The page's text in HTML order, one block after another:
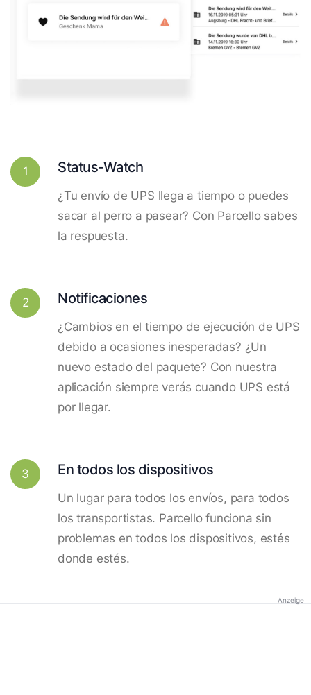
1 Status-Watch
¿Tu envío de UPS llega a tiempo o puedes
sacar al perro a pasear? Con Parcello sabes
la respuesta.
2 Notificaciones
¿Cambios en el tiempo de ejecución de UPS
debido a ocasiones inesperadas? ¿Un
nuevo estado del paquete? Con nuestra
aplicación siempre verás cuando UPS está
por llegar.
3 En todos los dispositivos
Un lugar para todos los envíos, para todos
los transportistas. Parcello funciona sin
problemas en todos los dispositivos, estés
donde estés.
Anzeige